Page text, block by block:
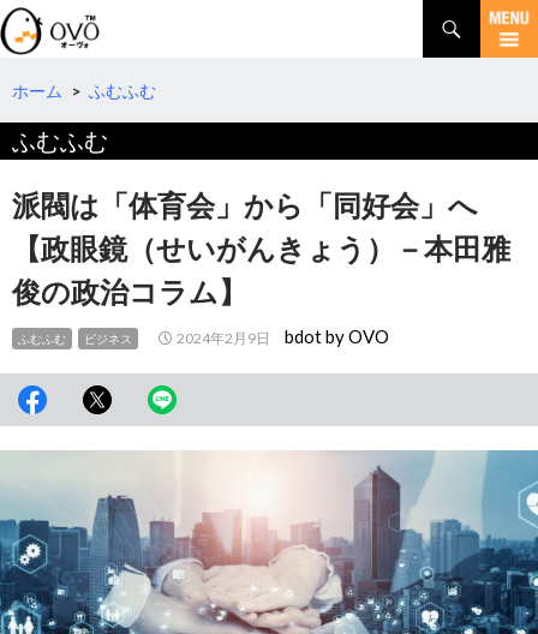
検
索
コ
テ
へ
移
動
ホーム > ふむふむ
ふむふむ
派閥は「体育会」から「同好会」へ
【政眼鏡（せいがんきょう）－本田雅
俊の政治コラム】
ふむふむ ビジネス 2024年2月9日 bdot by OVO